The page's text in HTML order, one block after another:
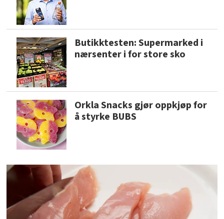
Butikktesten: Supermarked i
nærsenter i for store sko
Orkla Snacks gjør oppkjøp for
å styrke BUBS